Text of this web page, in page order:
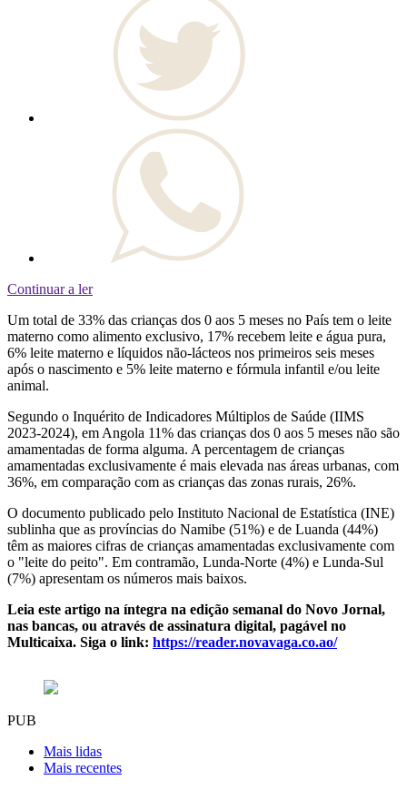
Continuar a ler
Um total de 33% das crianças dos 0 aos 5 meses no País tem o leite
materno como alimento exclusivo, 17% recebem leite e água pura,
6% leite materno e líquidos não-lácteos nos primeiros seis meses
após o nascimento e 5% leite materno e fórmula infantil e/ou leite
animal.
Segundo o Inquérito de Indicadores Múltiplos de Saúde (IIMS
2023-2024), em Angola 11% das crianças dos 0 aos 5 meses não são
amamentadas de forma alguma. A percentagem de crianças
amamentadas exclusivamente é mais elevada nas áreas urbanas, com
36%, em comparação com as crianças das zonas rurais, 26%.
O documento publicado pelo Instituto Nacional de Estatística (INE)
sublinha que as províncias do Namibe (51%) e de Luanda (44%)
têm as maiores cifras de crianças amamentadas exclusivamente com
o "leite do peito". Em contramão, Lunda-Norte (4%) e Lunda-Sul
(7%) apresentam os números mais baixos.
Leia este artigo na íntegra na edição semanal do Novo Jornal,
nas bancas, ou através de assinatura digital, pagável no
Multicaixa. Siga o link: https://reader.novavaga.co.ao/
PUB
Mais lidas
Mais recentes